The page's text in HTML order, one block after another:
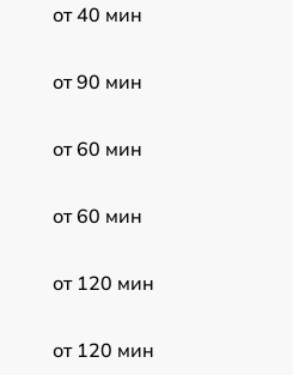
от 40 мин
от 90 мин
от 60 мин
от 60 мин
от 120 мин
от 120 мин